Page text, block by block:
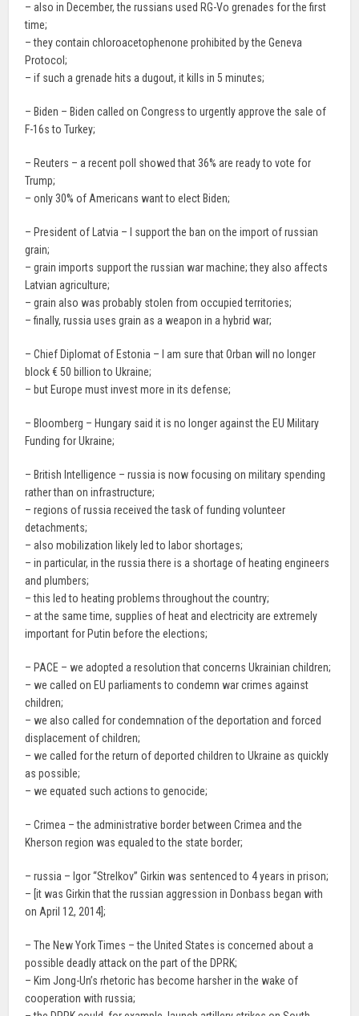
– also in December, the russians used RG-Vo grenades for the first
time;
– they contain chloroacetophenone prohibited by the Geneva
Protocol;
– if such a grenade hits a dugout, it kills in 5 minutes;
– Biden – Biden called on Congress to urgently approve the sale of
F-16s to Turkey;
– Reuters – a recent poll showed that 36% are ready to vote for
Trump;
– only 30% of Americans want to elect Biden;
– President of Latvia – I support the ban on the import of russian
grain;
– grain imports support the russian war machine; they also affects
Latvian agriculture;
– grain also was probably stolen from occupied territories;
– finally, russia uses grain as a weapon in a hybrid war;
– Chief Diplomat of Estonia – I am sure that Orban will no longer
block € 50 billion to Ukraine;
– but Europe must invest more in its defense;
– Bloomberg – Hungary said it is no longer against the EU Military
Funding for Ukraine;
– British Intelligence – russia is now focusing on military spending
rather than on infrastructure;
– regions of russia received the task of funding volunteer
detachments;
– also mobilization likely led to labor shortages;
– in particular, in the russia there is a shortage of heating engineers
and plumbers;
– this led to heating problems throughout the country;
– at the same time, supplies of heat and electricity are extremely
important for Putin before the elections;
– PACE – we adopted a resolution that concerns Ukrainian children;
– we called on EU parliaments to condemn war crimes against
children;
– we also called for condemnation of the deportation and forced
displacement of children;
– we called for the return of deported children to Ukraine as quickly
as possible;
– we equated such actions to genocide;
– Crimea – the administrative border between Crimea and the
Kherson region was equaled to the state border;
– russia – Igor “Strelkov” Girkin was sentenced to 4 years in prison;
– [it was Girkin that the russian aggression in Donbass began with
on April 12, 2014];
– The New York Times – the United States is concerned about a
possible deadly attack on the part of the DPRK;
– Kim Jong-Un’s rhetoric has become harsher in the wake of
cooperation with russia;